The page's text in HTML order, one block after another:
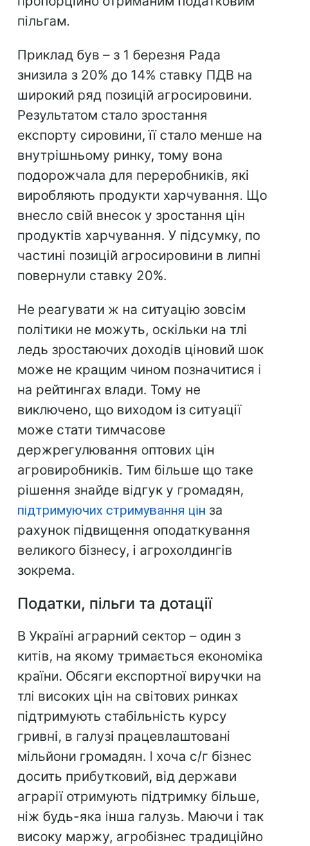
пільгам.
Приклад був – з 1 березня Рада
знизила з 20% до 14% ставку ПДВ на
широкий ряд позицій агросировини.
Результатом стало зростання
експорту сировини, її стало менше на
внутрішньому ринку, тому вона
подорожчала для переробників, які
виробляють продукти харчування. Що
внесло свій внесок у зростання цін
продуктів харчування. У підсумку, по
частині позицій агросировини в липні
повернули ставку 20%.
Не реагувати ж на ситуацію зовсім
політики не можуть, оскільки на тлі
ледь зростаючих доходів ціновий шок
може не кращим чином позначитися і
на рейтингах влади. Тому не
виключено, що виходом із ситуації
може стати тимчасове
держрегулювання оптових цін
агровиробників. Тим більше що таке
рішення знайде відгук у громадян,
підтримуючих стримування цін за
рахунок підвищення оподаткування
великого бізнесу, і агрохолдингів
зокрема.
Податки, пільги та дотації
В Україні аграрний сектор – один з
китів, на якому тримається економіка
країни. Обсяги експортної виручки на
тлі високих цін на світових ринках
підтримують стабільність курсу
гривні, в галузі працевлаштовані
мільйони громадян. І хоча с/г бізнес
досить прибутковий, від держави
аграрії отримують підтримку більше,
ніж будь-яка інша галузь. Маючи і так
високу маржу, агробізнес традиційно